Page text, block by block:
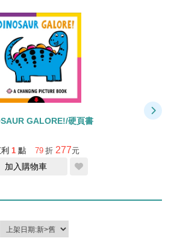
GALORE!/硬頁書
1 點 79 折 277元
加入購物車